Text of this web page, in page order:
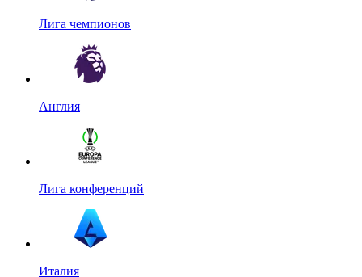
Лига чемпионов
Англия
Лига конференций
Италия